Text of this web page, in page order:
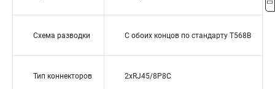
Схема разводки С обоих концов по стандарту T568B
Тип коннекторов 2xRJ45/8P8C